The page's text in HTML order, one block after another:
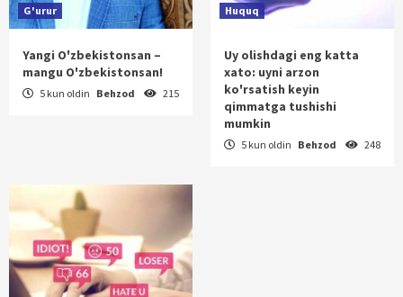
G'urur
Yangi O'zbekistonsan –
mangu O'zbekistonsan!
5 kun oldin Behzod 215
Huquq
Uy olishdagi eng katta
xato: uyni arzon
ko'rsatish keyin
qimmatga tushishi
mumkin
5 kun oldin Behzod 248